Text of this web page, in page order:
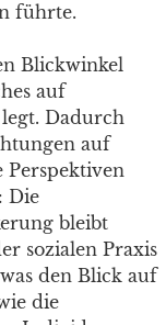
führte.
Blickwinkel
auf
Dadurch
auf
Perspektiven
Die
bleibt
sozialen Praxis
den Blick auf
die